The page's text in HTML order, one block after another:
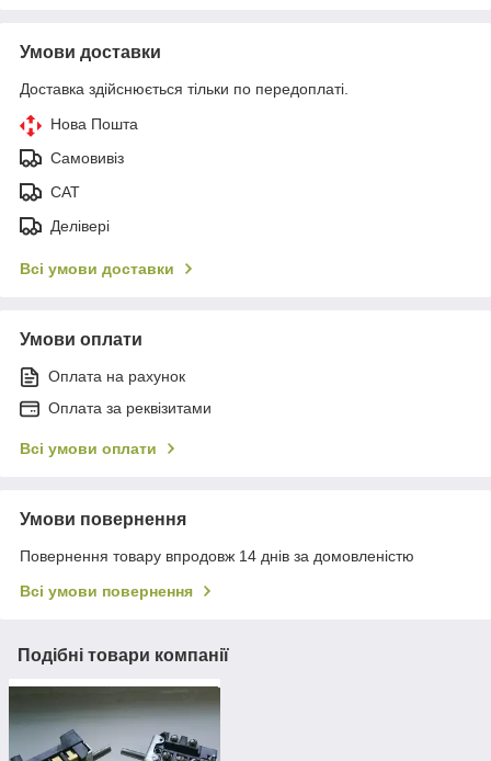
Умови доставки
Доставка здійснюється тільки по передоплаті.
Нова Пошта
Самовивіз
САТ
Делівері
Всі умови доставки
Умови оплати
Оплата на рахунок
Оплата за реквізитами
Всі умови оплати
Умови повернення
Повернення товару впродовж 14 днів за домовленістю
Всі умови повернення
Подібні товари компанії